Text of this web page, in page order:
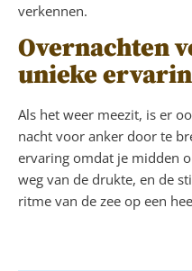
verkennen.
Overnachten
unieke
Als het weer meezit, is er
nacht voor anker door te
ervaring omdat je midden
weg van de drukte, en de
ritme van de zee op een